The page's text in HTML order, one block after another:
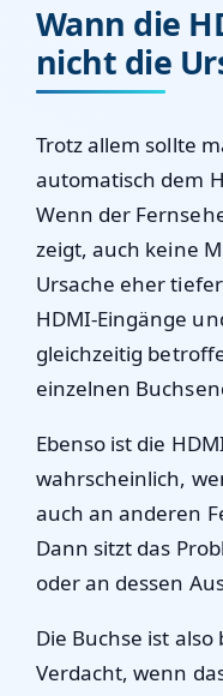
Wann die
nicht die
Trotz allem sollte
automatisch dem
Wenn der
zeigt, auch keine
Ursache eher
HDMI-Eingänge
gleichzeitig
einzelnen
Ebenso ist die
wahrscheinlich,
auch an anderen
Dann sitzt das
oder an dessen
Die Buchse ist
Verdacht, wenn